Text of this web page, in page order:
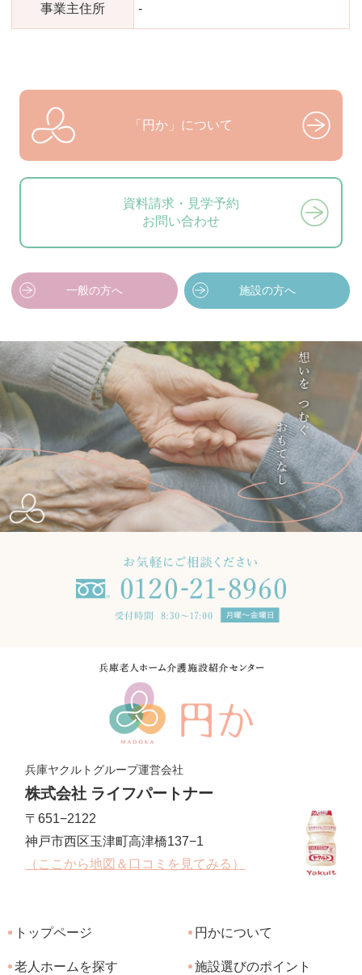
事業主住所 -
「円か」について
資料請求・見学予約
お問い合わせ
一般の方へ 施設の方へ
兵庫ヤクルトグループ運営会社
株式会社 ライフパートナー
〒651−2122
神戸市西区玉津町高津橋137−1
（ここから地図＆口コミを見てみる）
トップページ 円かについて
老人ホームを探す 施設選びのポイント